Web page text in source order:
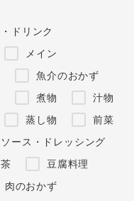
ドリンク
メイン
魚介のおかず
煮物
汁物
蒸し物
前菜
ース・ドレッシング
豆腐料理
肉のおかず